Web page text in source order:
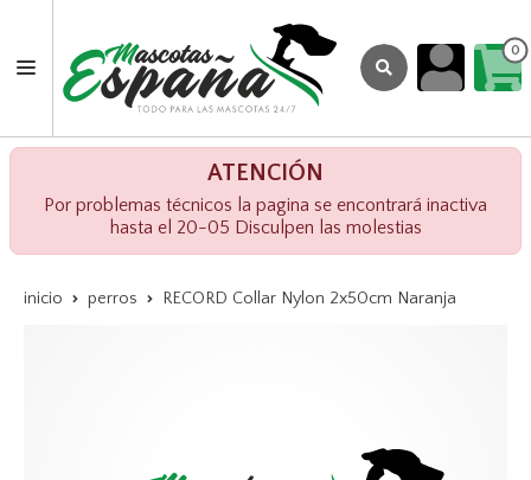
0
ATENCIÓN
Por problemas técnicos la pagina se encontrará inactiva
hasta el 20-05 Disculpen las molestias
inicio perros RECORD Collar Nylon 2x50cm Naranja